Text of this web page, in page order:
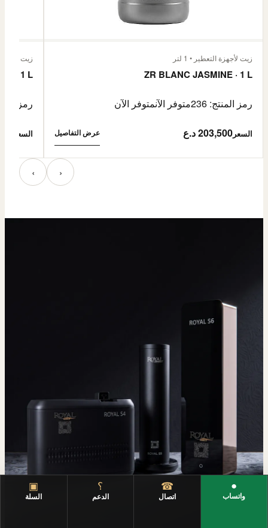
●
واتساب
☎
اتصال
؟
الدعم
▣
السلة
زيت لأجهزة التعطير • 1 لتر
ZR BLANC JASMINE · 1 L
رمز المنتج: 236 متوفر الآنمتوفر الآن
السعر 203,500 د.ع عرض التفاصيل
زيت لأجهزة
· 1 L
رمز
السعر
‹ ›